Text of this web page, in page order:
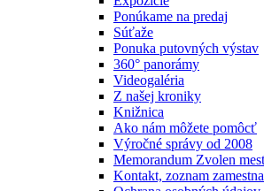
Ponúkame na predaj
Súťaže
Ponuka putovných výstav
360° panorámy
Videogaléria
Z našej kroniky
Knižnica
Ako nám môžete pomôcť
Výročné správy od 2008
Memorandum Zvolen
Kontakt, zoznam